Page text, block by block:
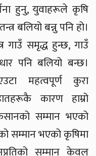
हुनु, युवाहरूले कृषि
बलियो बन्नु पनि हो।
गाउँ समृद्ध हुन्छ, गाउँ
पनि बलियो बन्छ।
महत्वपूर्ण कुरा
कारण हाम्रो
सम्मान भएको
सम्मान भएको कृषिमा
सम्मान केवल